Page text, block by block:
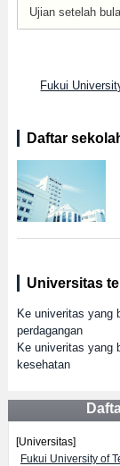
Ujian setelah
Fukui
Daftar
Universitas
Ke univeritas yang
perdagangan
Ke univeritas yang
kesehatan
[Universitas]
Fukui University of